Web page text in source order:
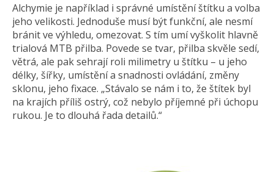
Alchymie je například i správné umístění štítku a volba
jeho velikosti. Jednoduše musí být funkční, ale nesmí
bránit ve výhledu, omezovat. S tím umí vyškolit hlavně
trialová MTB přilba. Povede se tvar, přilba skvěle sedí,
větrá, ale pak sehrají roli milimetry u štítku – u jeho
délky, šířky, umístění a snadnosti ovládání, změny
sklonu, jeho fixace. „Stávalo se nám i to, že štítek byl
na krajích příliš ostrý, což nebylo příjemné při úchopu
rukou. Je to dlouhá řada detailů.“